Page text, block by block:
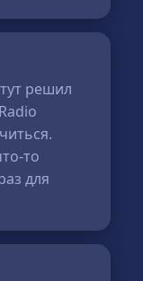
решил
то
для